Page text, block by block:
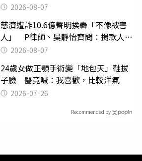
2026-08-07
慈濟遭詐10.6億聲明挨轟「不像被害
人」 P律師、吳靜怡齊問：捐款人有
權知道真相
2026-08-07
24歲女做正顎手術變「地包天」鞋拔
子臉 醫竟喊：我喜歡，比較洋氣
2026-07-26
Recommended by